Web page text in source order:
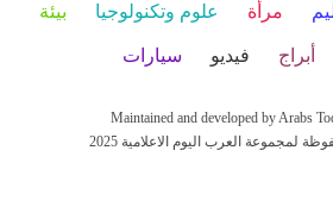
مرأة علوم وتكنولوجيا بيئة
أبراج فيديو سيارات
Maintained and developed by Arabs